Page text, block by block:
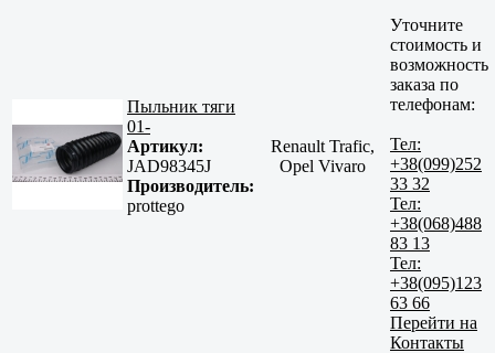
Пыльник тяги
01-
Артикул:
JAD98345J
Производитель:
prottego
Renault Trafic,
Opel Vivaro
Уточните
стоимость и
возможность
заказа по
телефонам:
Тел:
+38(099)252
33 32
Тел:
+38(068)488
83 13
Тел:
+38(095)123
63 66
Перейти на
Контакты